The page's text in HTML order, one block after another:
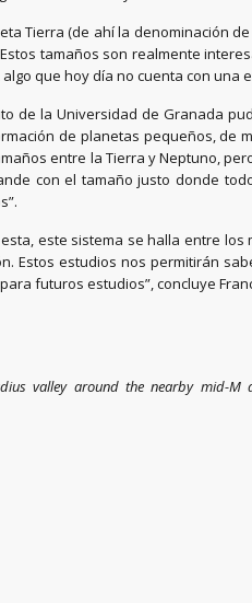
Tierra (de ahí la denominación
tamaños son realmente
que hoy día no cuenta con una
de la Universidad de Granada
de planetas pequeños,
entre la Tierra y Neptuno,
con el tamaño justo donde
este sistema se halla entre
estudios nos permitirán
futuros estudios”, concluye
valley around the nearby mid-M